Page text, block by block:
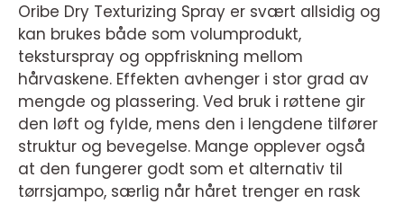
Oribe Dry Texturizing Spray er svært allsidig og
kan brukes både som volumprodukt,
teksturspray og oppfriskning mellom
hårvaskene. Effekten avhenger i stor grad av
mengde og plassering. Ved bruk i røttene gir
den løft og fylde, mens den i lengdene tilfører
struktur og bevegelse. Mange opplever også
at den fungerer godt som et alternativ til
tørrsjampo, særlig når håret trenger en rask